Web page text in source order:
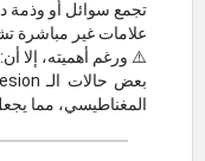
تجمع سوائل أو وذمة
علامات غير مباشرة
⚠️ ورغم أهميته، إلا أن:
المغناطيسي، مما